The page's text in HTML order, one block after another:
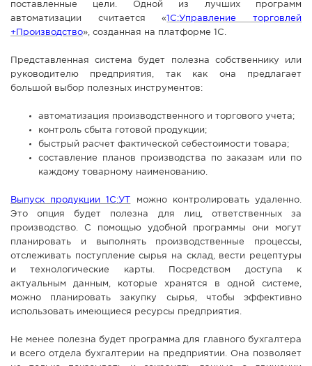
СТАТЬИ
ГОЛОСОВАНИЯ
ФОТО
поставленные цели. Одной из лучших программ
автоматизации считается «1С:Управление торговлей
+Производство», созданная на платформе 1С.
Представленная система будет полезна собственнику или
руководителю предприятия, так как она предлагает
большой выбор полезных инструментов:
автоматизация производственного и торгового учета;
контроль сбыта готовой продукции;
быстрый расчет фактической себестоимости товара;
составление планов производства по заказам или по
каждому товарному наименованию.
Выпуск продукции 1С:УТ
можно контролировать удаленно.
Это опция будет полезна для лиц, ответственных за
производство. С помощью удобной программы они могут
планировать и выполнять производственные процессы,
отслеживать поступление сырья на склад, вести рецептуры
и технологические карты. Посредством доступа к
актуальным данным, которые хранятся в одной системе,
можно планировать закупку сырья, чтобы эффективно
использовать имеющиеся ресурсы предприятия.
Не менее полезна будет программа для главного бухгалтера
и всего отдела бухгалтерии на предприятии. Она позволяет